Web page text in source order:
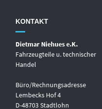
KONTAKT
Dietmar Niehues e.K.
Fahrzeugteile u. technischer
Handel
Büro/Rechnungsadresse
Lembecks Hof 4
D-48703 Stadtlohn